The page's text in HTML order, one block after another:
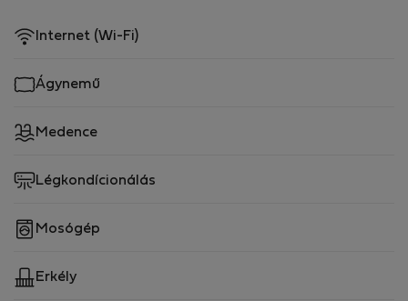
Internet (Wi-Fi)
Ágynemű
Medence
Légkondícionálás
Mosógép
Erkély